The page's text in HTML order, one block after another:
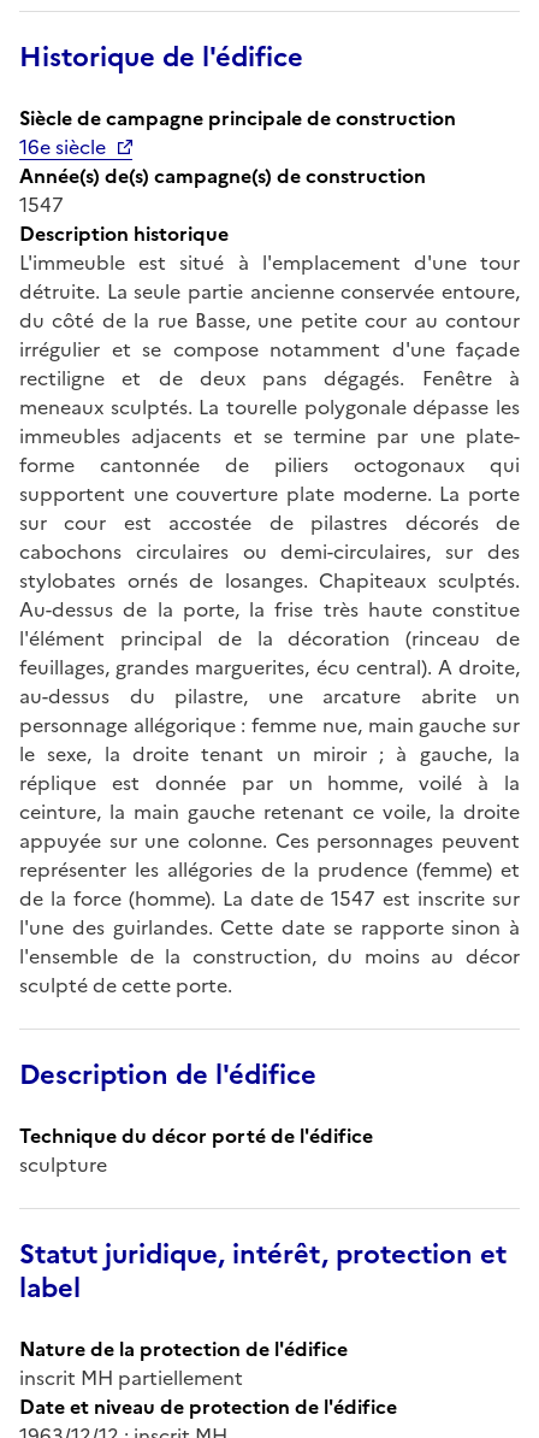
Historique de l'édifice
Siècle de campagne principale de construction
16e siècle
Année(s) de(s) campagne(s) de construction
1547
Description historique
L'immeuble est situé à l'emplacement d'une tour
détruite. La seule partie ancienne conservée entoure,
du côté de la rue Basse, une petite cour au contour
irrégulier et se compose notamment d'une façade
rectiligne et de deux pans dégagés. Fenêtre à
meneaux sculptés. La tourelle polygonale dépasse les
immeubles adjacents et se termine par une plate-
forme cantonnée de piliers octogonaux qui
supportent une couverture plate moderne. La porte
sur cour est accostée de pilastres décorés de
cabochons circulaires ou demi-circulaires, sur des
stylobates ornés de losanges. Chapiteaux sculptés.
Au-dessus de la porte, la frise très haute constitue
l'élément principal de la décoration (rinceau de
feuillages, grandes marguerites, écu central). A droite,
au-dessus du pilastre, une arcature abrite un
personnage allégorique : femme nue, main gauche sur
le sexe, la droite tenant un miroir ; à gauche, la
réplique est donnée par un homme, voilé à la
ceinture, la main gauche retenant ce voile, la droite
appuyée sur une colonne. Ces personnages peuvent
représenter les allégories de la prudence (femme) et
de la force (homme). La date de 1547 est inscrite sur
l'une des guirlandes. Cette date se rapporte sinon à
l'ensemble de la construction, du moins au décor
sculpté de cette porte.
Description de l'édifice
Technique du décor porté de l'édifice
sculpture
Statut juridique, intérêt, protection et
label
Nature de la protection de l'édifice
inscrit MH partiellement
Date et niveau de protection de l'édifice